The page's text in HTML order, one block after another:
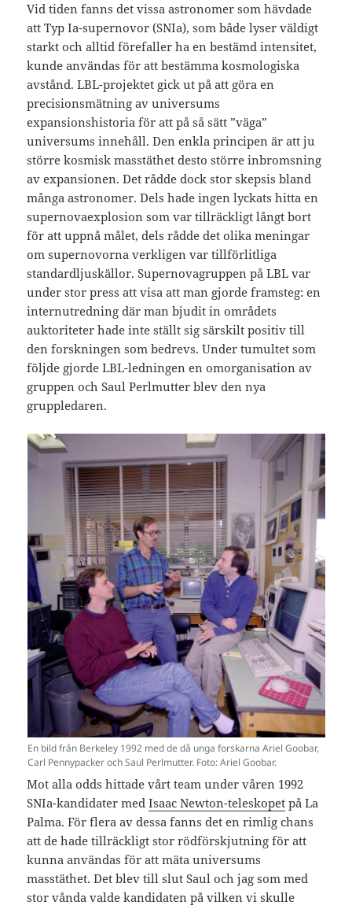
Vid tiden fanns det vissa astronomer som hävdade
att Typ Ia-supernovor (SNIa), som både lyser väldigt
starkt och alltid förefaller ha en bestämd intensitet,
kunde användas för att bestämma kosmologiska
avstånd. LBL-projektet gick ut på att göra en
precisionsmätning av universums
expansionshistoria för att på så sätt ”väga”
universums innehåll. Den enkla principen är att ju
större kosmisk masstäthet desto större inbromsning
av expansionen. Det rådde dock stor skepsis bland
många astronomer. Dels hade ingen lyckats hitta en
supernovaexplosion som var tillräckligt långt bort
för att uppnå målet, dels rådde det olika meningar
om supernovorna verkligen var tillförlitliga
standardljuskällor. Supernovagruppen på LBL var
under stor press att visa att man gjorde framsteg: en
internutredning där man bjudit in områdets
auktoriteter hade inte ställt sig särskilt positiv till
den forskningen som bedrevs. Under tumultet som
följde gjorde LBL-ledningen en omorganisation av
gruppen och Saul Perlmutter blev den nya
gruppledaren.
En bild från Berkeley 1992 med de då unga forskarna Ariel Goobar,
Carl Pennypacker och Saul Perlmutter. Foto: Ariel Goobar.
Mot alla odds hittade vårt team under våren 1992
SNIa-kandidater medIsaac Newton-teleskopet på La
Palma. För flera av dessa fanns det en rimlig chans
att de hade tillräckligt stor rödförskjutning för att
kunna användas för att mäta universums
masstäthet. Det blev till slut Saul och jag som med
stor vånda valde kandidaten på vilken vi skulle